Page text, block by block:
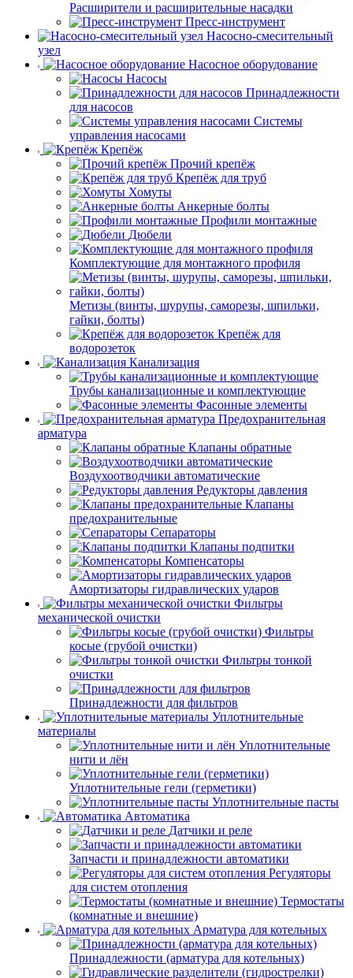
Расширители и расширительные насадки
Пресс-инструмент
Насосно-смесительный
узел
Насосное оборудование
Насосы
Принадлежности
для насосов
Системы
управления насосами
Крепёж
Прочий крепёж
Крепёж для труб
Хомуты
Анкерные болты
Профили монтажные
Дюбели
Комплектующие для монтажного профиля
Метизы (винты, шурупы, саморезы, шпильки,
гайки, болты)
Крепёж для
водорозеток
Канализация
Трубы канализационные и комплектующие
Фасонные элементы
Предохранительная
арматура
Клапаны обратные
Воздухоотводчики автоматические
Редукторы давления
Клапаны
предохранительные
Сепараторы
Клапаны подпитки
Компенсаторы
Амортизаторы гидравлических ударов
Фильтры
механической очистки
Фильтры
косые (грубой очистки)
Фильтры тонкой
очистки
Принадлежности для фильтров
Уплотнительные
материалы
Уплотнительные
нити и лён
Уплотнительные гели (герметики)
Уплотнительные пасты
Автоматика
Датчики и реле
Запчасти и принадлежности автоматики
Регуляторы
для систем отопления
Термостаты
(комнатные и внешние)
Арматура для котельных
Принадлежности (арматура для котельных)